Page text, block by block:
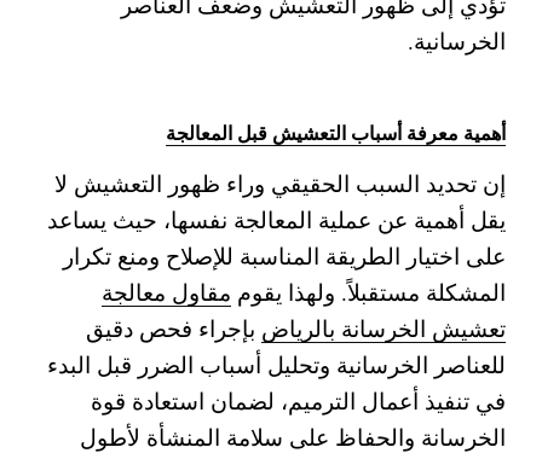
الخرسانية.
أهمية معرفة أسباب التعشيش قبل المعالجة
إن تحديد السبب الحقيقي وراء ظهور التعشيش لا
يقل أهمية عن عملية المعالجة نفسها، حيث يساعد
على اختيار الطريقة المناسبة للإصلاح ومنع تكرار
المشكلة مستقبلاً. ولهذا يقوم مقاول معالجة
تعشيش الخرسانة بالرياض بإجراء فحص دقيق
للعناصر الخرسانية وتحليل أسباب الضرر قبل البدء
في تنفيذ أعمال الترميم، لضمان استعادة قوة
الخرسانة والحفاظ على سلامة المنشأة لأطول